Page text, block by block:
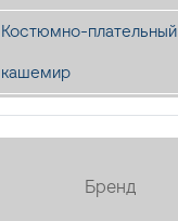
Костюмно-плательный
кашемир
Кружево
Бренд